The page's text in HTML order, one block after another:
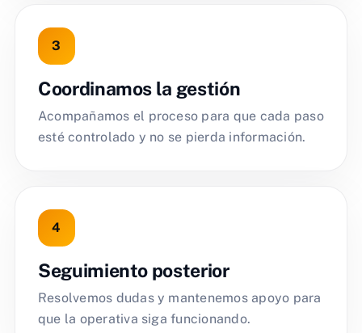
Coordinamos la gestión
Acompañamos el proceso para que cada paso
esté controlado y no se pierda información.
Seguimiento posterior
Resolvemos dudas y mantenemos apoyo para
que la operativa siga funcionando.